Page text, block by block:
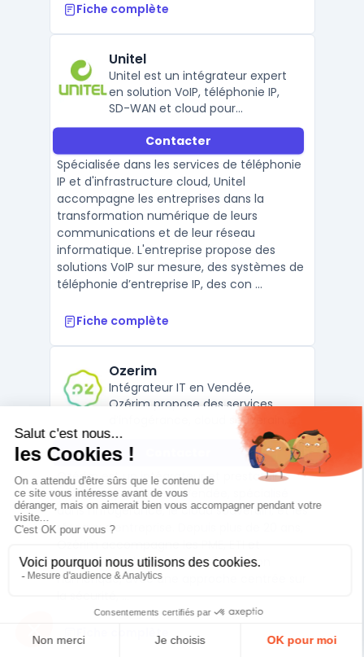
Fiche complète
Unitel
Unitel est un intégrateur expert
en solution VoIP, téléphonie IP,
SD-WAN et cloud pour
entreprise, au service des
entreprises en quête de
performance réseau et cloud
sécurisé.
Contacter
Spécialisée dans les services de téléphonie
IP et d'infrastructure cloud, Unitel
accompagne les entreprises dans la
transformation numérique de leurs
communications et de leur réseau
informatique. L'entreprise propose des
solutions VoIP sur mesure, des systèmes de
téléphonie d’entreprise IP, des con ...
Fiche complète
Ozerim
Intégrateur IT en Vendée,
Ozérim propose des services
d’infogérance, cloud souverain,
hébergement Proxmox,
téléphonie IP et audit SI pour
Ozérim est un intégrateur et prestataire
informatique basé en Vendée, spécialisé
dans l’infogérance, le cloud souverain, et les
réseaux d’entreprise. Depuis plus de 20 ans,
collectivités dans leur transformation
numérique, avec une approche centrée sur
Fiche complète